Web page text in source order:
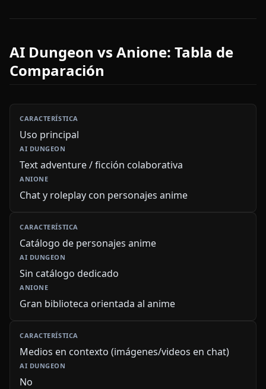
AI Dungeon vs Anione: Tabla de
Comparación
Uso principal
Text adventure / ficción colaborativa
Chat y roleplay con personajes anime
Catálogo de personajes anime
Sin catálogo dedicado
Gran biblioteca orientada al anime
Medios en contexto (imágenes/videos en chat)
No